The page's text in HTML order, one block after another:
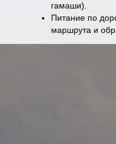
гамаши).
Питание по
маршрута и